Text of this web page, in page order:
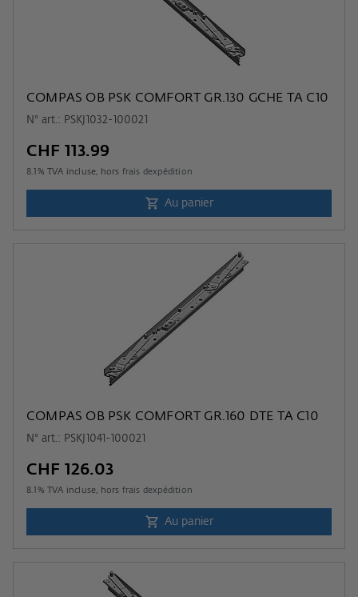
COMPAS OB PSK COMFORT GR.130 GCHE TA C10
N° art.: PSKJ1032-100021
CHF 113.99
8.1 % TVA incluse, hors frais dexpédition
Au panier
COMPAS OB PSK COMFORT GR.160 DTE TA C10
N° art.: PSKJ1041-100021
CHF 126.03
8.1 % TVA incluse, hors frais dexpédition
Au panier